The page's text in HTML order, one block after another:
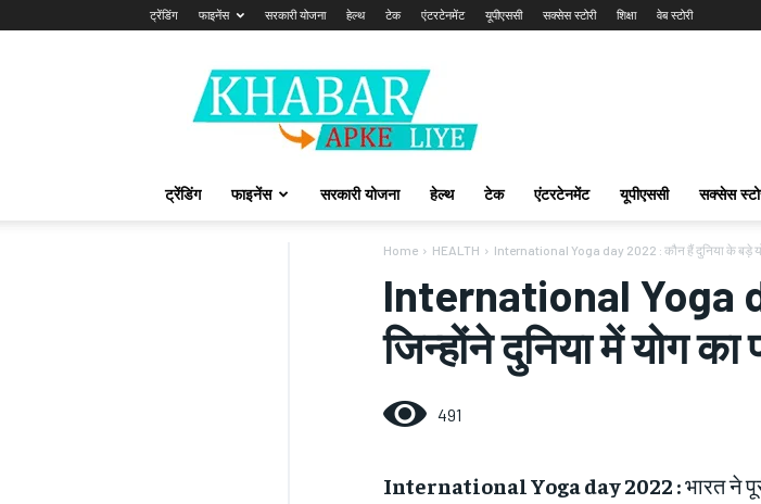
ट्रेंडिंग फाइनेंस सरकारी योजना हेल्थ टेक एंटरटेनमेंट यूपीएससी सक्सेस स्टोरी शिक्षा वेब स्टोरी
Khabarapkeliye.com
ट्रेंडिंग फाइनेंस सरकारी योजना हेल्थ टेक एंटरटेनमेंट यूपीएससी सक्सेस
Home HEALTH International Yoga day 2022 : कौन हैं दुनिया के बड़े
International Yoga
जिन्होंने दुनिया में योग का
491
International Yoga day 2022 :भारत ने